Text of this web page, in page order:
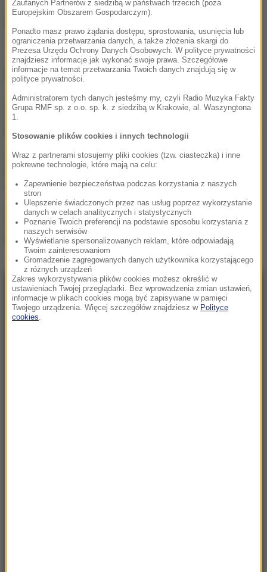
Tagi:Mariusz Błaszczak
NAJWAŻNIEJSZE FAKTY
Mobilizacja po
Żandarmeria Wojskowa
bada incydent z udziałem
wojskowego śmigłowca
Trzy gole w Białymstoku.
Skromna zaliczka
w Glasgow
NAJNOWSZE
23:57
Zaufanych Partnerów z siedzibą w państwach trzecich (poza
Europejskim Obszarem Gospodarczym).
Ponadto masz prawo żądania dostępu, sprostowania, usunięcia lub
ograniczenia przetwarzania danych, a także złożenia skargi do
Prezesa Urzędu Ochrony Danych Osobowych. W polityce prywatności
znajdziesz informacje jak wykonać swoje prawa. Szczegółowe
informacje na temat przetwarzania Twoich danych znajdują się w
polityce prywatności.
Administratorem tych danych jesteśmy my, czyli Radio Muzyka Fakty
Grupa RMF sp. z o.o. sp. k. z siedzibą w Krakowie, al. Waszyngtona
1.
Stosowanie plików cookies i innych technologii
Wraz z partnerami stosujemy pliki cookies (tzw. ciasteczka) i inne
pokrewne technologie, które mają na celu:
Zapewnienie bezpieczeństwa podczas korzystania z naszych
stron
Ulepszenie świadczonych przez nas usług poprzez wykorzystanie
danych w celach analitycznych i statystycznych
Poznanie Twoich preferencji na podstawie sposobu korzystania z
naszych serwisów
Wyświetlanie spersonalizowanych reklam, które odpowiadają
Twoim zainteresowaniom
Gromadzenie zagregowanych danych użytkownika korzystającego
z różnych urządzeń
Zakres wykorzystywania plików cookies możesz określić w
ustawieniach Twojej przeglądarki. Bez wprowadzenia zmian ustawień,
informacje w plikach cookies mogą być zapisywane w pamięci
Twojego urządzenia. Więcej szczegółów znajdziesz w Polityce
cookies.